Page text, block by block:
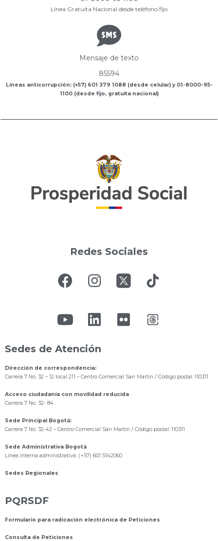
Línea Gratuita Nacional desde teléfono fijo
Mensaje de texto
85594
Líneas anticorrupción: (+57) 601 379 1088 (desde celular) y 01-8000-95-
1100 (desde fijo, gratuita nacional)
Redes Sociales
Sedes de Atención
Dirección de correspondencia:
Carrera 7 No. 32 – 12 local 211 – Centro Comercial San Martín / Código postal: 110311
Acceso ciudadanía con movilidad reducida
Carrera 7 No. 32- 84
Sede Principal Bogotá:
Carrera 7 No. 32-42 – Centro Comercial San Martín / Código postal: 110311
Sede Administrativa Bogotá
Línea interna administrativa: (+57) 601 5142060
Sedes Regionales
PQRSDF
Formulario para radicación electrónica de Peticiones
Consulta de Peticiones